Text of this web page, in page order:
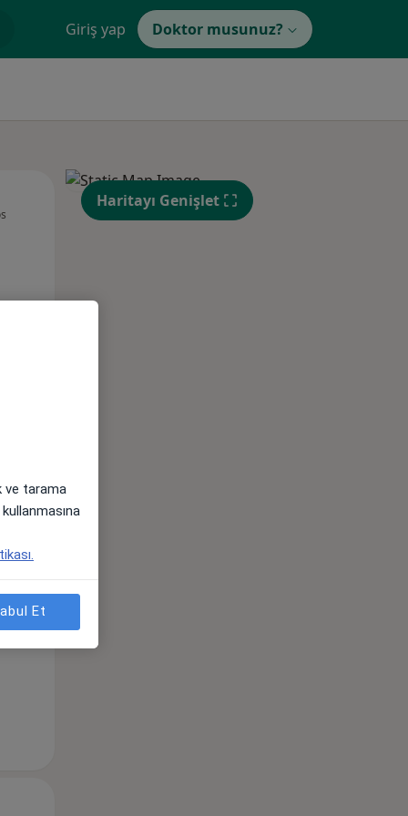
Giriş yap Doktor musunuz?
13 Ağustos
Cum,
14 Ağustos
Cmt,
15 Ağustos
13 Ağustos
Haritayı Genişlet
ve tarama
Et